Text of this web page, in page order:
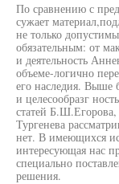
По сравнению с
сужает
не только
обязательным: от
и деятельность
объеме-логично
его наследия. Выше
и целесообразг
статей Б.Ш.Егорова,
Тургенева
нет. В имеющихся
интересующая нас
специально
решения.